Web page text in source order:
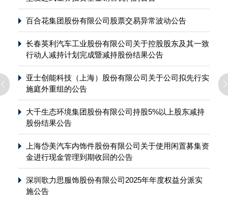
百合花集团股份有限公司股票交易异常波动公告
长春英利汽车工业股份有限公司关于控股股东及其一致
行动人减持计划完成暨减持股份结果公告
亚士创能科技（上海）股份有限公司关于公司拟先行实
施庭外重组的公告
大千生态环境集团股份有限公司持股5%以上股东减持
股份结果公告
上海岱美汽车内饰件股份有限公司关于使用闲置募集资
金进行现金管理到期收回的公告
深圳歌力思服饰股份有限公司2025年年度权益分派实
施公告